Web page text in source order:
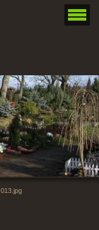
013.jpg